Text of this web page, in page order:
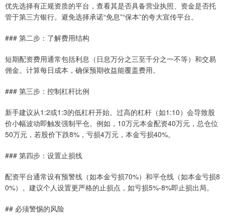
优先选择有正规资质的平台，查看其是否具备营业执照、资金是否托
管于第三方银行。避免选择承诺“免息”“保本”的夸大宣传平台。
### 第二步：了解费用结构
短期配资费用通常包括利息（日息万分之三至千分之一不等）和交易
佣金。计算每日成本，确保预期收益能覆盖费用。
### 第三步：控制杠杆比例
新手建议从1:2或1:3的低杠杆开始。过高的杠杆（如1:10）会导致股
价小幅波动即触发强制平仓。例如，10万元本金配资40万元，总仓位
50万元，若股价下跌8%，亏损4万元，本金亏损40%。
### 第四步：设置止损线
配资平台通常设有预警线（如本金亏损70%）和平仓线（如本金亏损8
0%）。建议个人设置更严格的止损点，如亏损5%-8%即止损出局。
## 必须警惕的风险